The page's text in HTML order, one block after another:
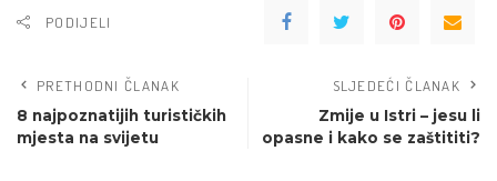
PODIJELI
PRETHODNI ČLANAK
8 najpoznatijih turističkih
mjesta na svijetu
SLJEDEĆI ČLANAK
Zmije u Istri – jesu li
opasne i kako se zaštititi?